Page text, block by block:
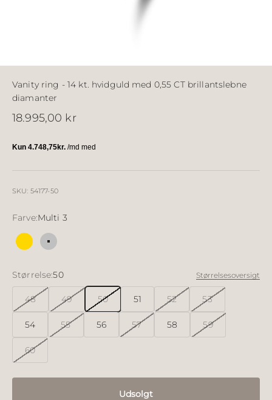
Vanity ring - 14 kt. hvidguld med 0,55 CT brillantslebne
diamanter
Salgspris
18.995,00 kr
SKU: 54177-50
Farve:Multi 3
Multi 2Multi 3
Størrelse:50 Størrelsesoversigt
48 49 50 51 52 53
54 55 56 57 58 59
60
Udsolgt